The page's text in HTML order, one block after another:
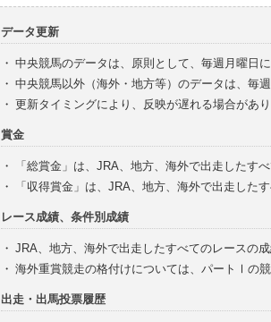
データ更新
・ 中央競馬のデータは、原則として、毎週月曜日
・ 中央競馬以外（海外・地方等）のデータは、毎
・ 更新タイミングにより、反映が遅れる場合があ
賞金
・
「総賞金」は、JRA、地方、海外で出走したす
・
「収得賞金」は、JRA、地方、海外で出走した
レース成績、条件別成績
・ JRA、地方、海外で出走したすべてのレースの
・ 海外重賞競走の格付けについては、パートⅠの
出走・出馬投票履歴